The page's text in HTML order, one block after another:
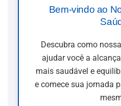
Bem-vindo ao
Descubra como
ajudar você a
mais saudável e
e comece sua jornada